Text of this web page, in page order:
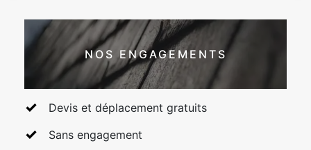
NOS ENGAGEMENTS
Devis et déplacement gratuits
Sans engagement